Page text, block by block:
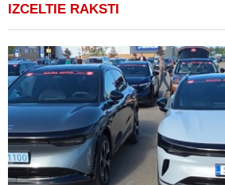
IZCELTIE RAKSTI